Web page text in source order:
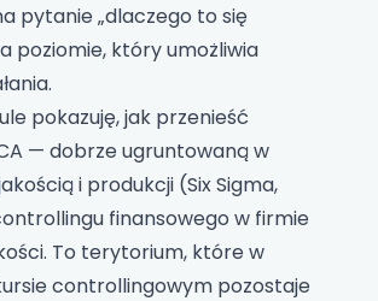
pytanie „dlaczego to się
poziomie, który umożliwia
pokazuję, jak przenieść
— dobrze ugruntowaną w
i produkcji (Six Sigma,
finansowego w firmie
To terytorium, które w
controllingowym pozostaje